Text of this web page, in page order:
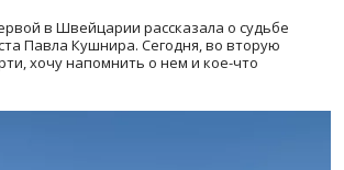
в Швейцарии рассказала о судьбе
Павла Кушнира. Сегодня, во вторую
хочу напомнить о нем и кое-что